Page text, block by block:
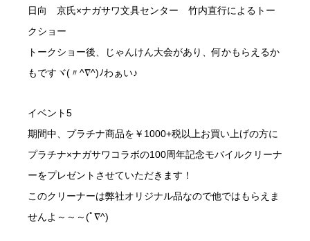
日向 京氏×ナガサワ文具センター 竹内直行によるトー
クショー
トークショー後、じゃんけん大会があり、何かもらえるか
もですヾ(〃^∇^)ﾉわぁい♪
イベント5
期間中、プラチナ商品を￥1000+税以上お買い上げの方に
プラチナ×ナガサワコラボの100周年記念モバイルクリーナ
ーをプレゼントさせていただきます！
このクリーナーは弊社オリジナル品なので他ではもらえま
せんよ～～～(ﾟ∇^)